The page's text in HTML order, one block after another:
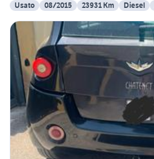
Usato
08/2015 23931 Km Diesel